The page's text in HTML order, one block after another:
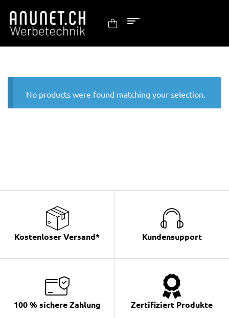
No products were found matching your selection.
Kostenloser Versand* Kundensupport
100 % sichere Zahlung Zertifiziert Produkte